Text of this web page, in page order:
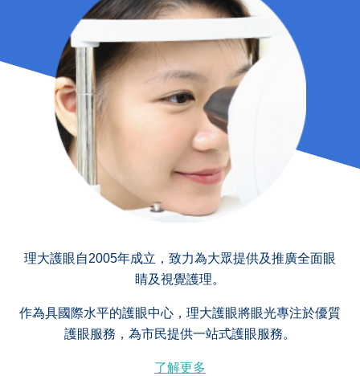
理大護眼自2005年成立，致力為大眾提供及推廣全面眼
睛及視覺護理。
作為具國際水平的護眼中心，理大護眼將眼光專注於優質
護眼服務，為市民提供一站式護眼服務。
了解更多